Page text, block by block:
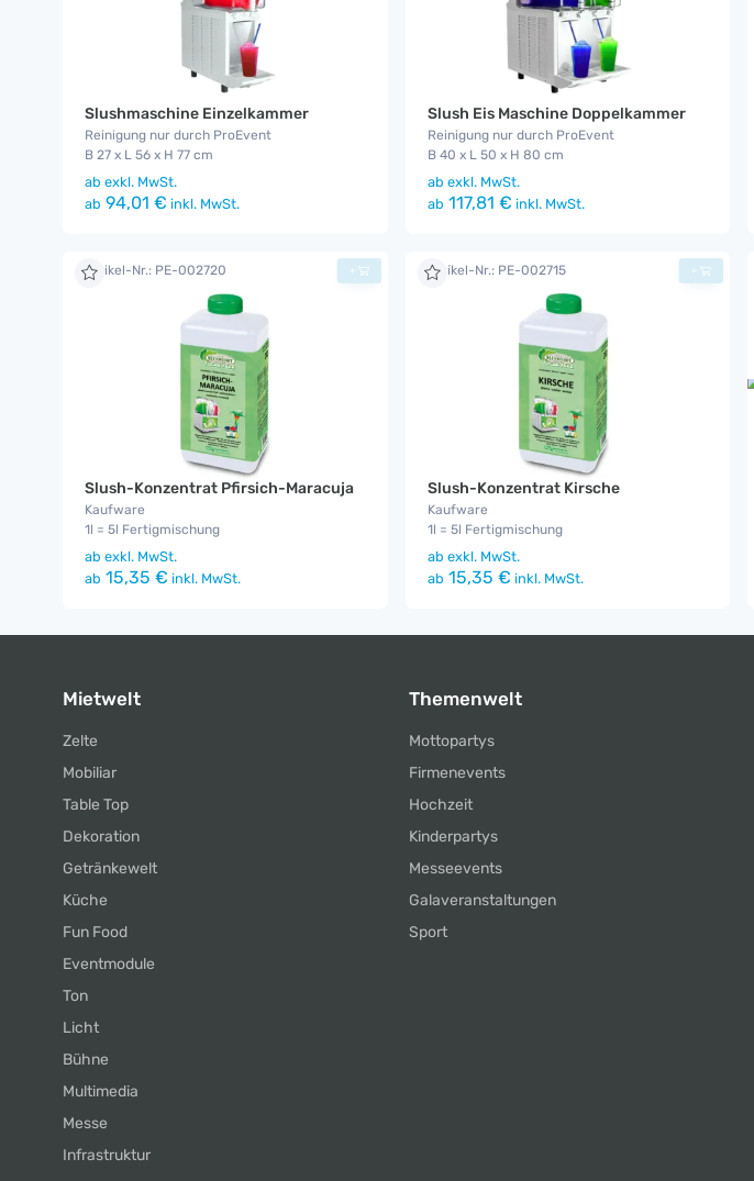
Slushmaschine Einzelkammer
Reinigung nur durch ProEvent
B 27 x L 56 x H 77 cm
ab exkl. MwSt.
ab 94,01 € inkl. MwSt.
Slush Eis Maschine Doppelkammer
Reinigung nur durch ProEvent
B 40 x L 50 x H 80 cm
ab exkl. MwSt.
ab 117,81 € inkl. MwSt.
Artikel-Nr.: PE-002720
Slush-Konzentrat Pfirsich-Maracuja
Kaufware
1l = 5l Fertigmischung
ab exkl. MwSt.
ab 15,35 € inkl. MwSt.
+ Artikel-Nr.: PE-002715
Slush-Konzentrat Kirsche
Kaufware
1l = 5l Fertigmischung
ab exkl. MwSt.
ab 15,35 € inkl. MwSt.
+
Mietwelt
Zelte
Mobiliar
Table Top
Dekoration
Getränkewelt
Küche
Fun Food
Eventmodule
Ton
Licht
Bühne
Multimedia
Messe
Infrastruktur
Themenwelt
Mottopartys
Firmenevents
Hochzeit
Kinderpartys
Messeevents
Galaveranstaltungen
Sport